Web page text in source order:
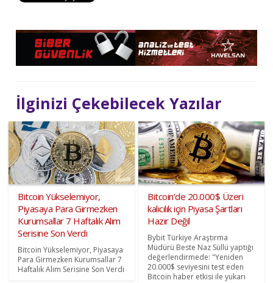
İlginizi Çekebilecek Yazılar
Bitcoin Yükselemiyor,
Piyasaya Para Girmezken
Kurumsallar 7 Haftalık Alım
Serisine Son Verdi
Bitcoin Yükselemiyor, Piyasaya
Para Girmezken Kurumsallar 7
Haftalık Alım Serisine Son Verdi
Bitcoin’de 20.000$ Üzeri
kalıcılık için Piyasa Şartları
Hazır Değil
Bybit Türkiye Araştırma
Müdürü Beste Naz Süllü yaptığı
değerlendirmede: "Yeniden
20.000$ seviyesini test eden
Bitcoin haber etkisi ile yukarı